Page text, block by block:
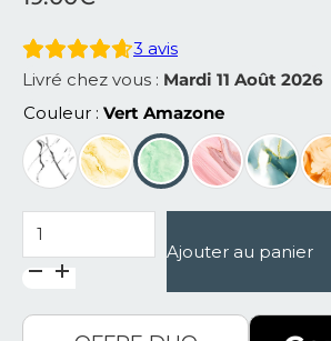
3 avis
Livré chez vous : Mardi 11 Août 2026
Couleur Vert Amazone
quantité de Porte-savon en
Ajouter au panier